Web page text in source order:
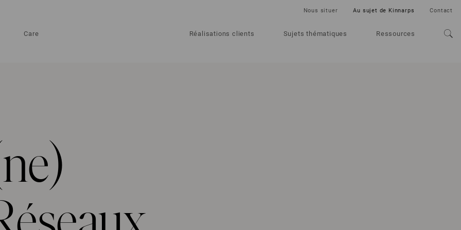
Care Réalisations clients Sujets thématiques Ressources
Nous situer Au sujet de Kinnarps Contact